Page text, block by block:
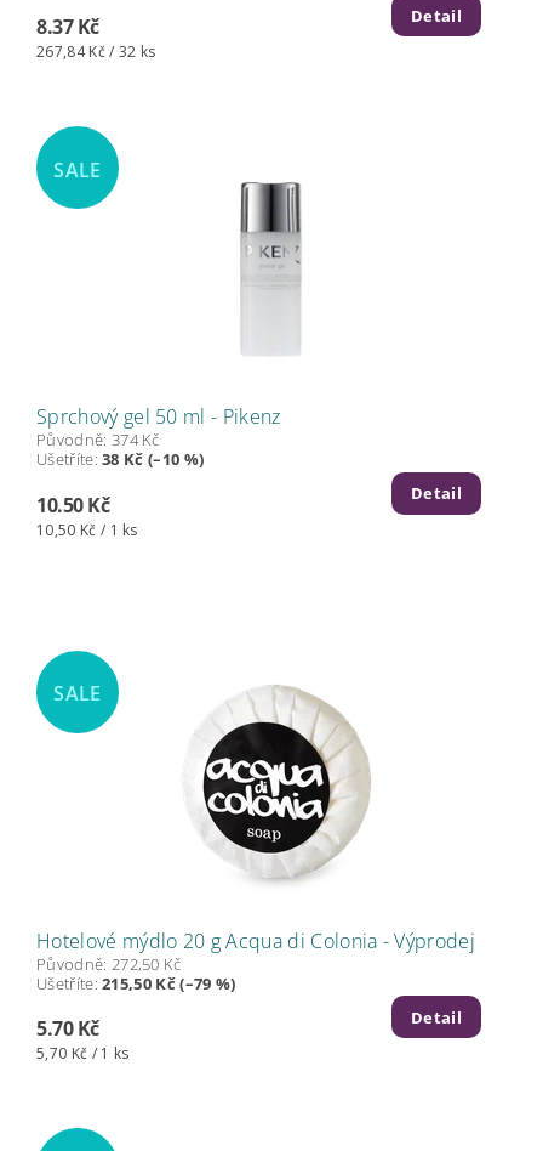
8.37 Kč
267,84 Kč / 32 ks
Detail
SALE
Sprchový gel 50 ml - Pikenz
Původně: 374 Kč
Ušetříte:38 Kč (–10 %)
10.50 Kč
10,50 Kč / 1 ks
Detail
SALE
Hotelové mýdlo 20 g Acqua di Colonia - Výprodej
Původně: 272,50 Kč
Ušetříte:215,50 Kč (–79 %)
5.70 Kč
5,70 Kč / 1 ks
Detail